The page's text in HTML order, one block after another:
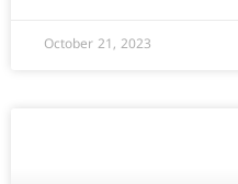
October 21, 2023